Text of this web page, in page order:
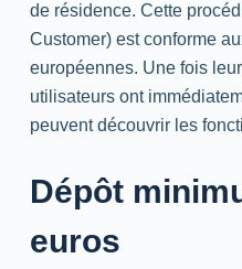
de résidence. Cette
Customer) est conforme
européennes. Une fois
utilisateurs ont
peuvent découvrir les
Dépôt
euros